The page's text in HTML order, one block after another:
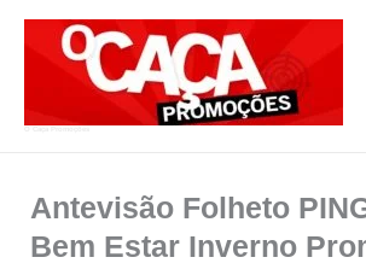
Antevisão Folheto
Bem Estar Inverno